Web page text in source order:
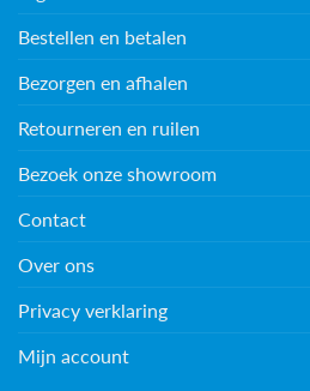
Bestellen en betalen
Bezorgen en afhalen
Retourneren en ruilen
Bezoek onze showroom
Contact
Over ons
Privacy verklaring
Mijn account